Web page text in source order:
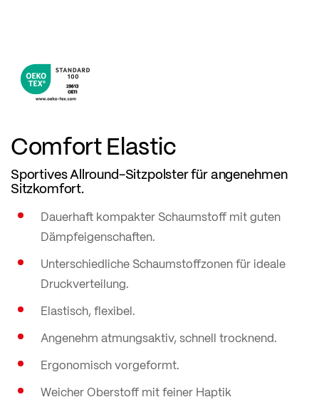
Comfort Elastic
Sportives Allround-Sitzpolster für angenehmen
Sitzkomfort.
Dauerhaft kompakter Schaumstoff mit guten
Dämpfeigenschaften.
Unterschiedliche Schaumstoffzonen für ideale
Druckverteilung.
Elastisch, flexibel.
Angenehm atmungsaktiv, schnell trocknend.
Ergonomisch vorgeformt.
Weicher Oberstoff mit feiner Haptik